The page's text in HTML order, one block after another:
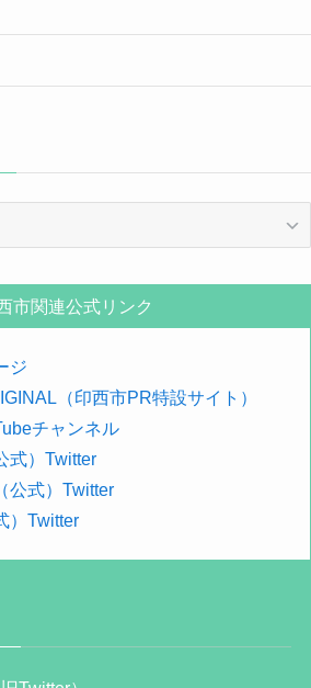
市関連公式リンク
ジ
（印西市PR特設サイト）
チャンネル
式）Twitter
公式）Twitter
）Twitter